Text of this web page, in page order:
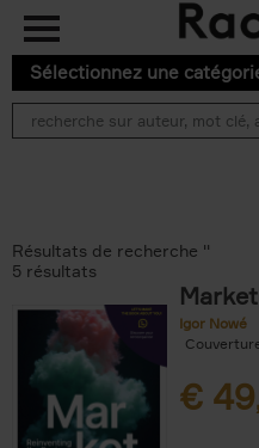
Aller au contenu principal
Sélectionnez une
Résultats de recherche ''
5 résultats
Igor Nowé
€